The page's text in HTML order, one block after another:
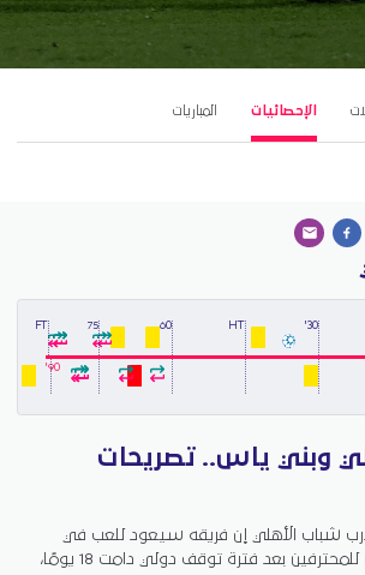
الإحصائيات المباريات
30'
HT
60
75
FT
90'
وبني ياس.. تصريحات
شباب الأهلي إن فريقه سيعود للعب في
بطولة دوري أدنوك للمحترفين بعد فترة توقف دولي دامت 18 يومًا،